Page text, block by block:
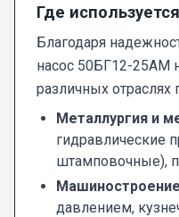
Где используется
Благодаря
насос 50БГ12-25АМ
различных
Металлургия и
гидравлические
штамповочные),
давлением,